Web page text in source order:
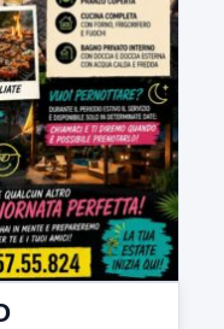
TUTTI I VIDEO
▶